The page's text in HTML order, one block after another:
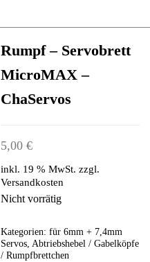
Rumpf – Servobrett
MicroMAX –
ChaServos
5,00€
inkl. 19 % MwSt. zzgl.
Versandkosten
Nicht vorrätig
Kategorien:für 6mm + 7,4mm
Servos,Abtriebshebel / Gabelköpfe
/ Rumpfbrettchen